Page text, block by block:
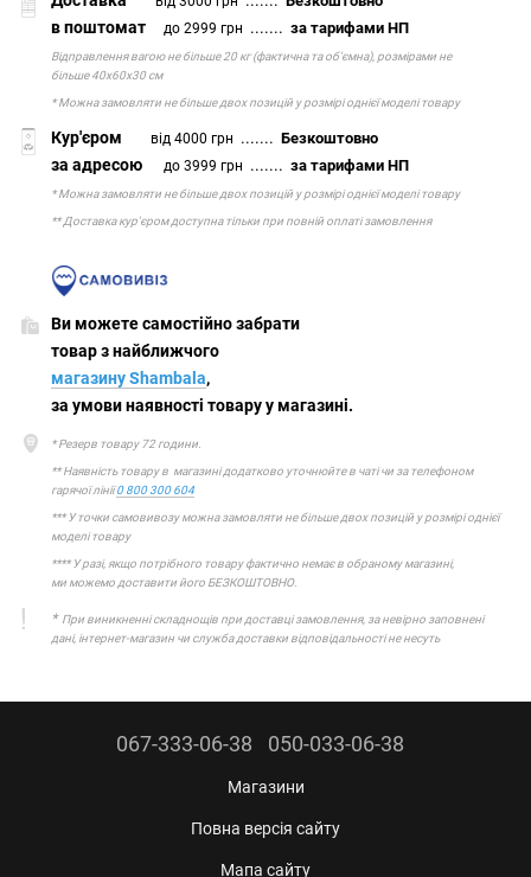
в поштомат до 2999 грн .......за тарифами НП
Відправлення вагою не більше 20 кг (фактична та об'ємна), розмірами не
більше 40х60х30 см
* Можна замовляти не більше двох позицій у розмірі однієї моделі товару
Кур'єром від 4000 грн .......Безкоштовно
за адресою до 3999 грн .......за тарифами НП
* Можна замовляти не більше двох позицій у розмірі однієї моделі товару
** Доставка кур'єром доступна тільки при повній оплаті замовлення
Ви можете самостійно забрати
товар з найближчого
магазину Shambala,
за умови наявності товару у магазині.
* Резерв товару 72 години.
** Наявність товару в магазині додатково уточнюйте в чаті чи за телефоном
гарячої лінії0 800 300 604
*** У точки самовивозу можна замовляти не більше двох позицій у розмірі однієї
моделі товару
**** У разі, якщо потрібного товару фактично немає в обраному магазині,
ми можемо доставити його БЕЗКОШТОВНО.
*При виникненні складнощів при доставці замовлення, за невірно заповнені
дані, інтернет-магазин чи служба доставки відповідальності не несуть
067-333-06-38 050-033-06-38
Магазини
Повна версія сайту
Мапа сайту